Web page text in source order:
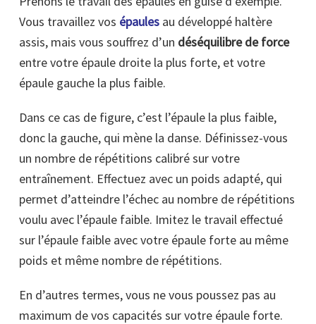
Vous travaillez vos épaules au développé haltère
assis, mais vous souffrez d’un déséquilibre de force
entre votre épaule droite la plus forte, et votre
épaule gauche la plus faible.
Dans ce cas de figure, c’est l’épaule la plus faible,
donc la gauche, qui mène la danse. Définissez-vous
un nombre de répétitions calibré sur votre
entraînement. Effectuez avec un poids adapté, qui
permet d’atteindre l’échec au nombre de répétitions
voulu avec l’épaule faible. Imitez le travail effectué
sur l’épaule faible avec votre épaule forte au même
poids et même nombre de répétitions.
En d’autres termes, vous ne vous poussez pas au
maximum de vos capacités sur votre épaule forte.